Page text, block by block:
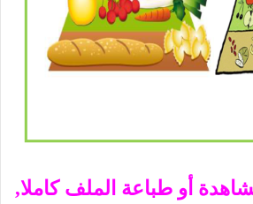
أو طباعة الملف كاملا,